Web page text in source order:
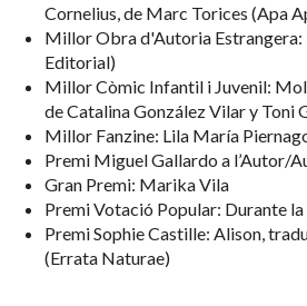
Cornelius, de Marc Torices (Apa
Millor Obra d'Autoria Estrangera:
Editorial)
Millor Còmic Infantil i Juvenil:
de Catalina González Vilar y Toni
Millor Fanzine: Lila María
Premi Miguel Gallardo a l’Autor/
Gran Premi: Marika Vila
Premi Votació Popular: Durante la
Premi Sophie Castille: Alison,
(Errata Naturae)